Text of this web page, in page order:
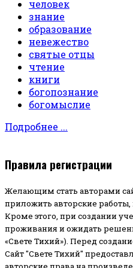
человек
знание
образование
невежество
святые отцы
чтение
книги
богопознание
богомыслие
Подробнее ...
Правила регистрации
Желающим стать авторами
приложить авторские
Кроме этого, при создании
проживания и ожидать
«Свете Тихий»). Перед
Сайт "Свете Тихий"